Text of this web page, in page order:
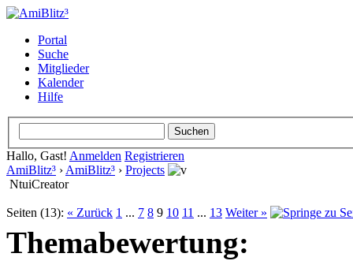
Portal
Suche
Mitglieder
Kalender
Hilfe
Hallo, Gast! Anmelden Registrieren
AmiBlitz³ › AmiBlitz³ › Projects
NtuiCreator
Seiten (13): « Zurück 1 ... 7 8 9 10 11 ... 13 Weiter »
Themabewertung: